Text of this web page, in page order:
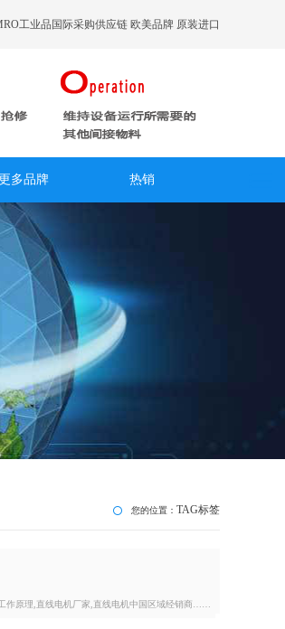
工业品国际采购供应链 欧美品牌 原装进口
更多品牌 热销
您的位置： TAG标签
作原理,直线电机厂家,直线电机中国区域经销商……